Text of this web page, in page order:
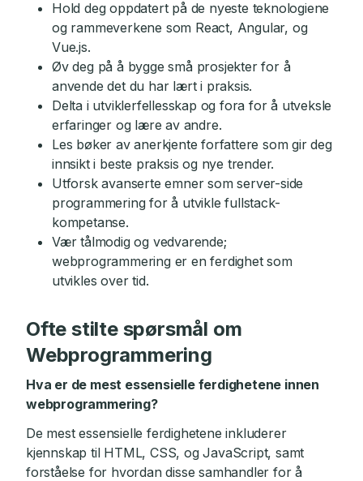
Hold deg oppdatert på de nyeste teknologiene
og rammeverkene som React, Angular, og
Vue.js.
Øv deg på å bygge små prosjekter for å
anvende det du har lært i praksis.
Delta i utviklerfellesskap og fora for å utveksle
erfaringer og lære av andre.
Les bøker av anerkjente forfattere som gir deg
innsikt i beste praksis og nye trender.
Utforsk avanserte emner som server-side
programmering for å utvikle fullstack-
kompetanse.
Vær tålmodig og vedvarende;
webprogrammering er en ferdighet som
utvikles over tid.
Ofte stilte spørsmål om
Webprogrammering
Hva er de mest essensielle ferdighetene innen
webprogrammering?
De mest essensielle ferdighetene inkluderer
kjennskap til HTML, CSS, og JavaScript, samt
forståelse for hvordan disse samhandler for å